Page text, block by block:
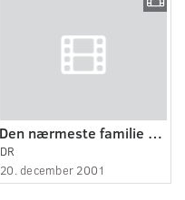
Den nærmeste familie 3:4
DR
20. december 2001